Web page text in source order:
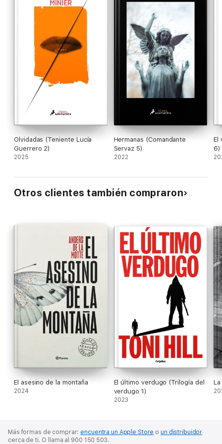
Olvidadas (Teniente Lucía
Guerrero 2)
2025
Hermanas (Comandante
Servaz 5)
2022
El
6)
Otros clientes también compraron
El asesino de la montaña
2024
El último verdugo (Trilogía del
verdugo 1)
2023
Más formas de comprar: encuentra un Apple Store oun distribuidor
cerca de ti. O llama al 900 150 503.